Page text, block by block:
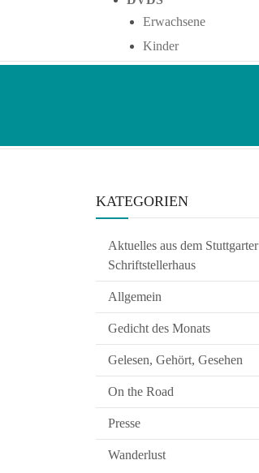
Erwachsene
Kinder
KATEGORIEN
Aktuelles aus dem Stuttgarter
Schriftstellerhaus
Allgemein
Gedicht des Monats
Gelesen, Gehört, Gesehen
On the Road
Presse
Wanderlust